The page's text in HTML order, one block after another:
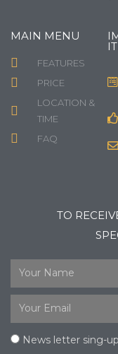
MAIN MENU
FEATURES
PRICE
LOCATION &
TIME
FAQ
TO
News letter sing-